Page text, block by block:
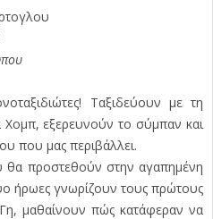
Ταξιδεύουν με τη
εξερευνούν το σύμπαν και
που μας περιβάλλει.
θα προστεθούν στην αγαπημένη
ήρωες γνωρίζουν τους πρώτους
μαθαίνουν πώς κατάφεραν να